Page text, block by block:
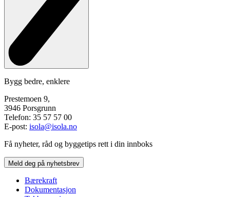
Bygg bedre, enklere
Prestemoen 9,
3946 Porsgrunn
Telefon: 35 57 57 00
E-post: isola@isola.no
Få nyheter, råd og byggetips rett i din innboks
Meld deg på nyhetsbrev
Bærekraft
Dokumentasjon